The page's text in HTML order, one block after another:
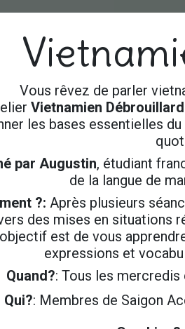
Vous rêvez de parler
Vietnamien
les bases essentielles
par Augustin, étudiant
de la langue de
?: Après plusieurs
des mises en situations
est de vous
expressions et
Quand?: Tous les mercredis
: Membres de Saigon